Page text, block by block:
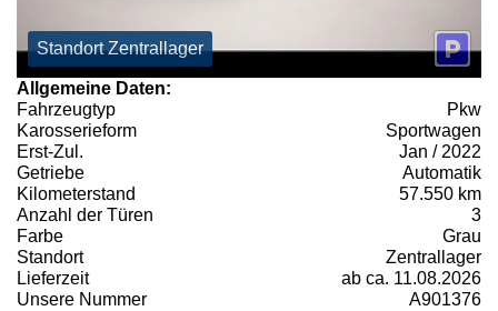
Standort Zentrallager
Allgemeine Daten:
Fahrzeugtyp
Pkw
Karosserieform
Sportwagen
Erst-Zul.
Jan / 2022
Getriebe
Automatik
Kilometerstand
57.550 km
Anzahl der Türen
3
Farbe
Grau
Standort
Zentrallager
Lieferzeit
ab ca. 11.08.2026
Unsere Nummer
A901376